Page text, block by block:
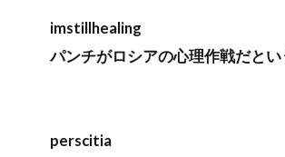
imstillhealing
パンチがロシアの心理作戦だとい
perscitia